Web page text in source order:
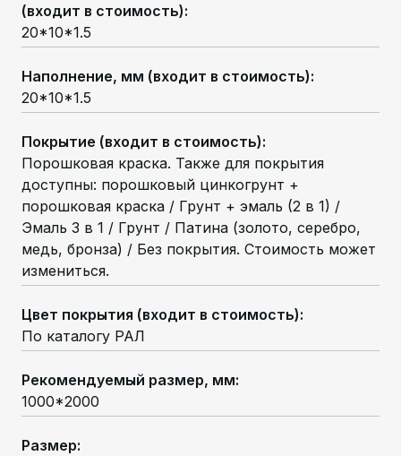
(входит в стоимость):
20*10*1.5
Наполнение, мм (входит в стоимость):
20*10*1.5
Покрытие (входит в стоимость):
Порошковая краска. Также для покрытия
доступны: порошковый цинкогрунт +
порошковая краска / Грунт + эмаль (2 в 1) /
Эмаль 3 в 1 / Грунт / Патина (золото, серебро,
медь, бронза) / Без покрытия. Стоимость может
измениться.
Цвет покрытия (входит в стоимость):
По каталогу РАЛ
Рекомендуемый размер, мм:
1000*2000
Размер: